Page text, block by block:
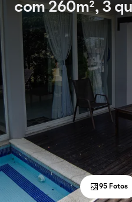
com 260m², 3
95 Fotos